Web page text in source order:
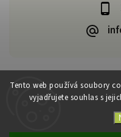
Tento web používá soubory
vyjadřujete souhlas s
Copyright 2026
Vytvořil